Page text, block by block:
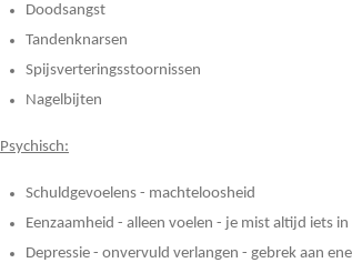
Doodsangst
Tandenknarsen
Spijsverteringsstoornissen
Nagelbijten
Psychisch:
Schuldgevoelens - machteloosheid
Eenzaamheid - alleen voelen - je mist altijd iets in
Depressie - onvervuld verlangen - gebrek aan